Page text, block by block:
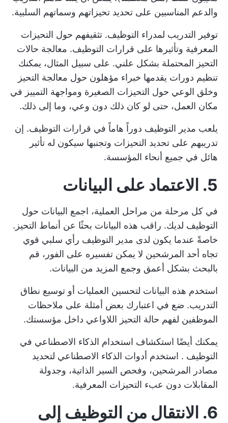
والدعم المناسبين على تحديد تحيزاتهم وسماتهم السلبية.
توفير التدريب لمدراء التوظيف. تثقيفهم حول التحيزات
المعرفية وتأثيرها على قرارات التوظيف. معالجة حالات
التحيز المحتملة بشكل علني. على سبيل المثال، يمكنك
تنظيم دورات يقدمها خبراء مؤهلون حول معالجة التحيز
وخلق الوعي حول التحيزات الصغيرة ومواجهة التمييز في
مكان العمل، حتى لو كان ذلك دون وعي، وما إلى ذلك.
يلعب مدير التوظيف دوراً هاماً في قرارات التوظيف. إن
تدريبهم على تحديد التحيزات وتجنبها سيكون له تأثير
هائل في جميع أنحاء المؤسسة.
5. الاعتماد على البيانات
في كل مرحلة من مراحل العملية، اجمع البيانات حول
التوظيف لديك. راقب هذه البيانات بحثًا عن أنماط التحيز.
خاصةً عندما يكون لدى مدير التوظيف رأي سلبي قوي
تجاه أحد المرشحين لا يمكن تفسيره على الفور، قم
بالبحث بشكل أعمق وجمع المزيد من البيانات.
استخدم هذه البيانات لتحسين العمليات أو توسيع نطاق
التدريب. ضع في اعتبارك بعض أمثلة على ملاحظات
الموظفين لفهم حالة التحيز اللاواعي داخل مؤسستك.
يمكنك أيضًا استكشاف استخدام الذكاء الاصطناعي في
التوظيف . استخدم أدوات الذكاء الاصطناعي لتحديد
مصادر المرشحين، وفحص السير الذاتية، وجدولة
المقابلات دون عبء التحيزات المعرفية.
6. الانتقال من التوظيف إلى